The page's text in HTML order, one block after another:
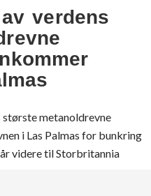
verdens
største metanoldrevne
i Las Palmas for bunkring
videre til Storbritannia